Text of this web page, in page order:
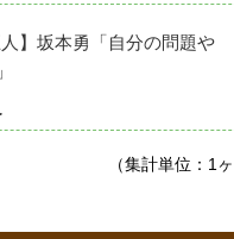
】坂本勇「自分の問題や
（集計単位：1ヶ